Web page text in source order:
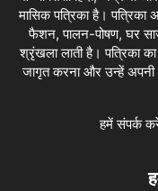
मासिक पत्रिका है। पत्रिका
फैशन, पालन-पोषण, घर
श्रृंखला लाती है। पत्रिका
जागृत करना और उन्हें
हमें संपर्क